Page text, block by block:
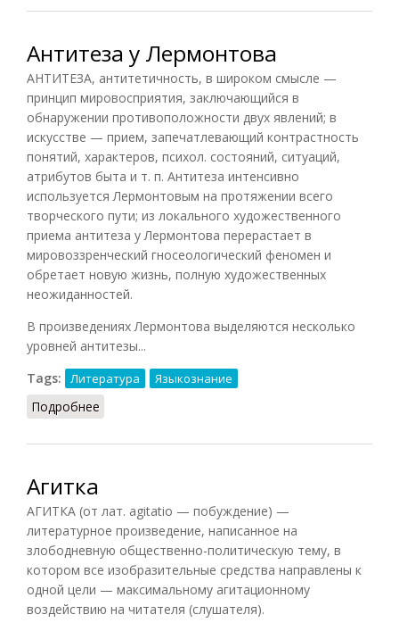
Антитеза у Лермонтова
АНТИТЕЗА, антитетичность, в широком смысле —
принцип мировосприятия, заключающийся в
обнаружении противоположности двух явлений; в
искусстве — прием, запечатлевающий контрастность
понятий, характеров, психол. состояний, ситуаций,
атрибутов быта и т. п. Антитеза интенсивно
используется Лермонтовым на протяжении всего
творческого пути; из локального художественного
приема антитеза у Лермонтова перерастает в
мировоззренческий гносеологический феномен и
обретает новую жизнь, полную художественных
неожиданностей.
В произведениях Лермонтова выделяются несколько
уровней антитезы...
Tags:
Литература Языкознание
Подробнее
Агитка
АГИТКА (от лат. agitatio — побуждение) —
литературное произведение, написанное на
злободневную общественно-политическую тему, в
котором все изобразительные средства направлены к
одной цели — максимальному агитационному
воздействию на читателя (слушателя).